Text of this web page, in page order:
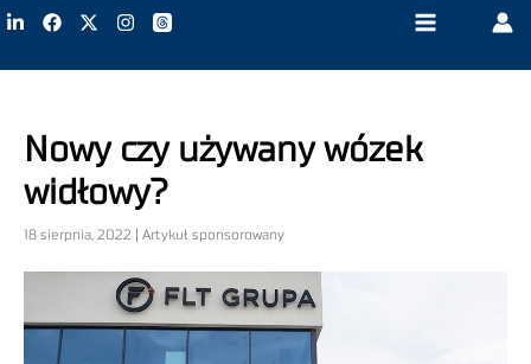
Nowy czy używany wózek
widłowy?
18 sierpnia, 2022 | Artykuł sponsorowany